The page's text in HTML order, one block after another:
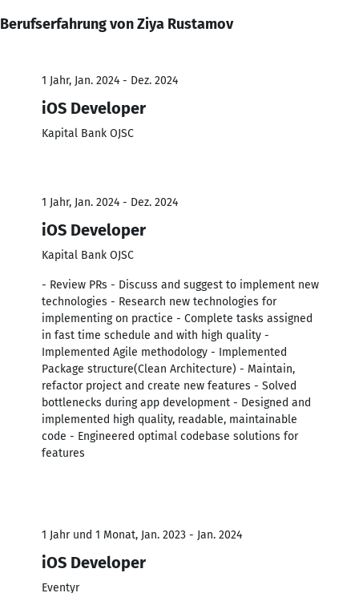
Berufserfahrung von Ziya Rustamov
1 Jahr, Jan. 2024 - Dez. 2024
iOS Developer
Kapital Bank OJSC
1 Jahr, Jan. 2024 - Dez. 2024
iOS Developer
Kapital Bank OJSC
- Review PRs - Discuss and suggest to implement new
technologies - Research new technologies for
implementing on practice - Complete tasks assigned
in fast time schedule and with high quality -
Implemented Agile methodology - Implemented
Package structure(Clean Architecture) - Maintain,
refactor project and create new features - Solved
bottlenecks during app development - Designed and
implemented high quality, readable, maintainable
code - Engineered optimal codebase solutions for
features
1 Jahr und 1 Monat, Jan. 2023 - Jan. 2024
iOS Developer
Eventyr